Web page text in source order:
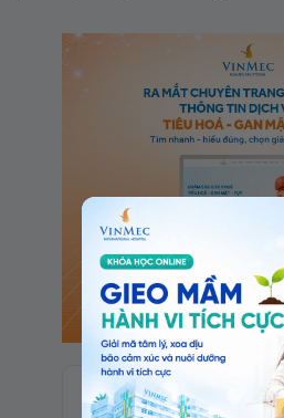
Đăng Ký Tư Vấn